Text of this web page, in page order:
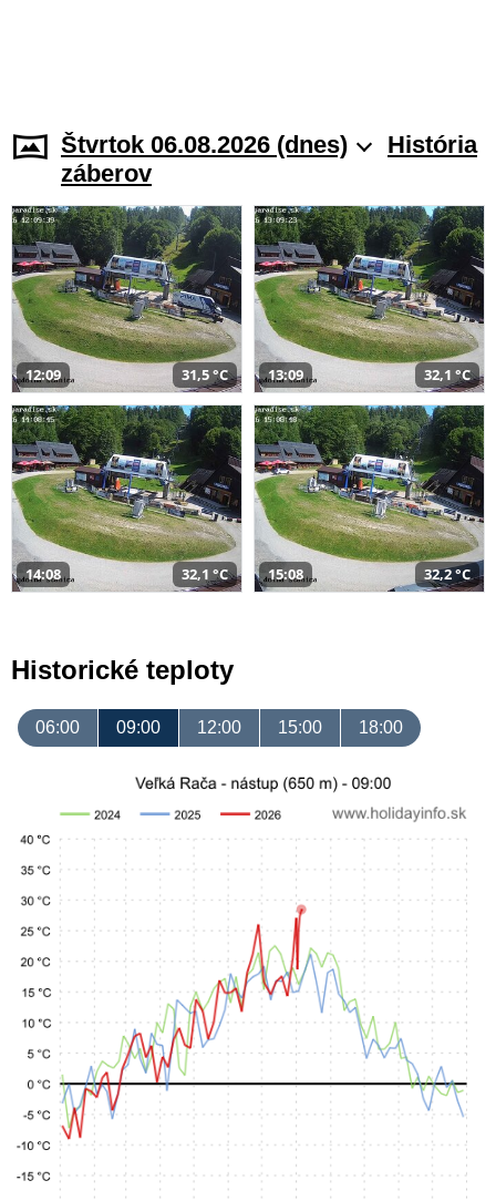
Štvrtok 06.08.2026 (dnes)
História
záberov
12:09 31,5 °C 13:09 32,1 °C
14:08 32,1 °C 15:08 32,2 °C
Historické teploty
06:00 09:00 12:00 15:00 18:00